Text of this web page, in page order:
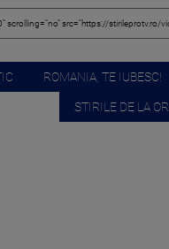
ROMANIA, TE IUBESC!
STIRILE DE LA